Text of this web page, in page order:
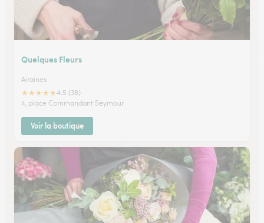
Quelques Fleurs
Airaines
★★★★★4.5 (38)
4, place Commandant Seymour
Voir la boutique